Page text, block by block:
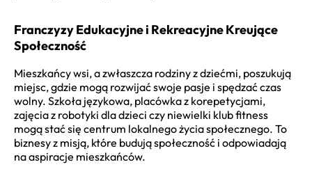
Franczyzy Edukacyjne i Rekreacyjne Kreujące
Społeczność
Mieszkańcy wsi, a zwłaszcza rodziny z dziećmi, poszukują
miejsc, gdzie mogą rozwijać swoje pasje i spędzać czas
wolny. Szkoła językowa, placówka z korepetycjami,
zajęcia z robotyki dla dzieci czy niewielki klub fitness
mogą stać się centrum lokalnego życia społecznego. To
biznesy z misją, które budują społeczność i odpowiadają
na aspiracje mieszkańców.